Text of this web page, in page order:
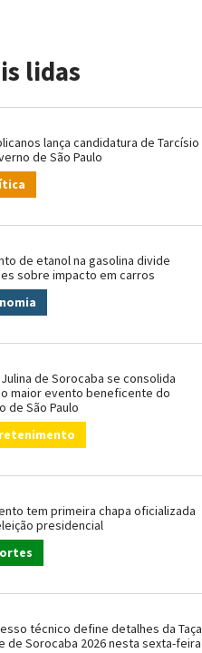
lidas
lança candidatura de Tarcísio
de São Paulo
de etanol na gasolina divide
sobre impacto em carros
de Sorocaba se consolida
maior evento beneficente do
de São Paulo
tem primeira chapa oficializada
presidencial
técnico define detalhes da Taça
de Sorocaba 2026 nesta sexta-feira